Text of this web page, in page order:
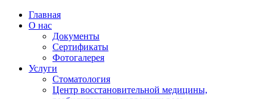
Главная
О нас
Документы
Сертификаты
Фотогалерея
Услуги
Стоматология
Центр восстановительной медицины,